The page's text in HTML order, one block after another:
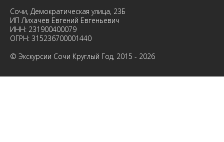
Сочи, Демократическая улица, 23Б
ИП Лихачев Евгений Евгеньевич
ИНН: 231900400079
ОГРН: 315236700001440
© Экскурсии Сочи Круглый Год, 2015 - 2026